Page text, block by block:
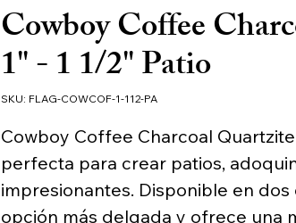
Cowboy Coffee
1" - 1 1/2" Patio
SKU: FLAG-COWCOF-1-112-PA
Cowboy Coffee Charcoal Quartzite
perfecta para crear patios,
impresionantes. Disponible en dos
opción más delgada y ofrece una